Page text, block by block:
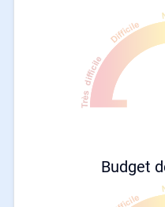
Budget